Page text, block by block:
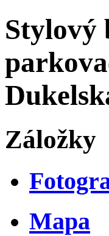
Stylový
Záložky
Mapa